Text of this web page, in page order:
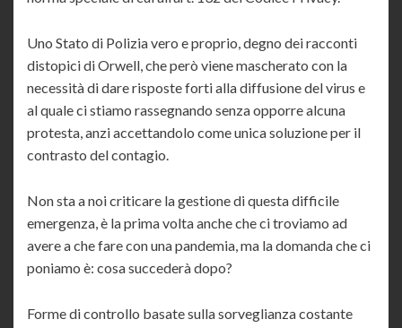
Uno Stato di Polizia vero e proprio, degno dei racconti
distopici di Orwell, che però viene mascherato con la
necessità di dare risposte forti alla diffusione del virus e
al quale ci stiamo rassegnando senza opporre alcuna
protesta, anzi accettandolo come unica soluzione per il
contrasto del contagio.
Non sta a noi criticare la gestione di questa difficile
emergenza, è la prima volta anche che ci troviamo ad
avere a che fare con una pandemia, ma la domanda che ci
poniamo è: cosa succederà dopo?
Forme di controllo basate sulla sorveglianza costante